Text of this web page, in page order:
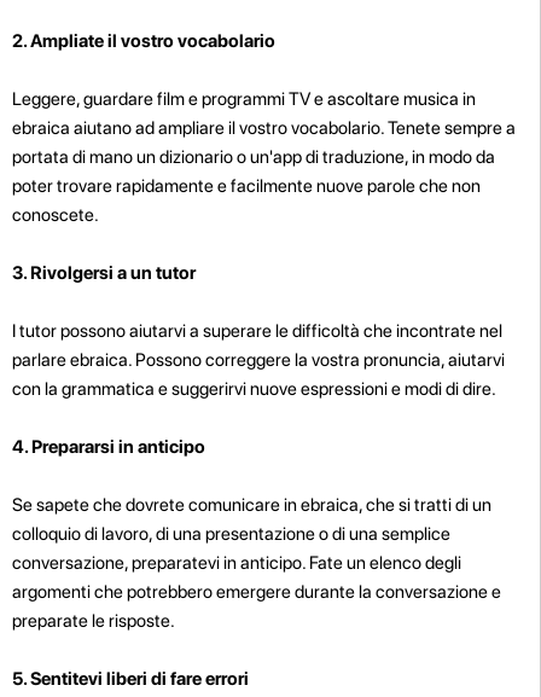
2. Ampliate il vostro vocabolario
Leggere, guardare film e programmi TV e ascoltare musica in
ebraica aiutano ad ampliare il vostro vocabolario. Tenete sempre a
portata di mano un dizionario o un'app di traduzione, in modo da
poter trovare rapidamente e facilmente nuove parole che non
conoscete.
3. Rivolgersi a un tutor
I tutor possono aiutarvi a superare le difficoltà che incontrate nel
parlare ebraica. Possono correggere la vostra pronuncia, aiutarvi
con la grammatica e suggerirvi nuove espressioni e modi di dire.
4. Prepararsi in anticipo
Se sapete che dovrete comunicare in ebraica, che si tratti di un
colloquio di lavoro, di una presentazione o di una semplice
conversazione, preparatevi in anticipo. Fate un elenco degli
argomenti che potrebbero emergere durante la conversazione e
preparate le risposte.
5. Sentitevi liberi di fare errori